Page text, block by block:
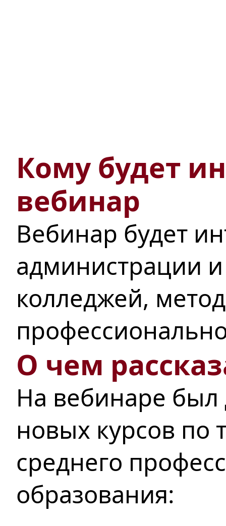
Кому будет
вебинар
Вебинар будет
администрации
колледжей,
О чем
На вебинаре был
новых курсов по
среднего
образования: